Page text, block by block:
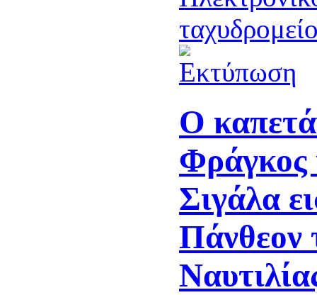
Ο
Φράγκος
Σιγάλα
Πάνθεον